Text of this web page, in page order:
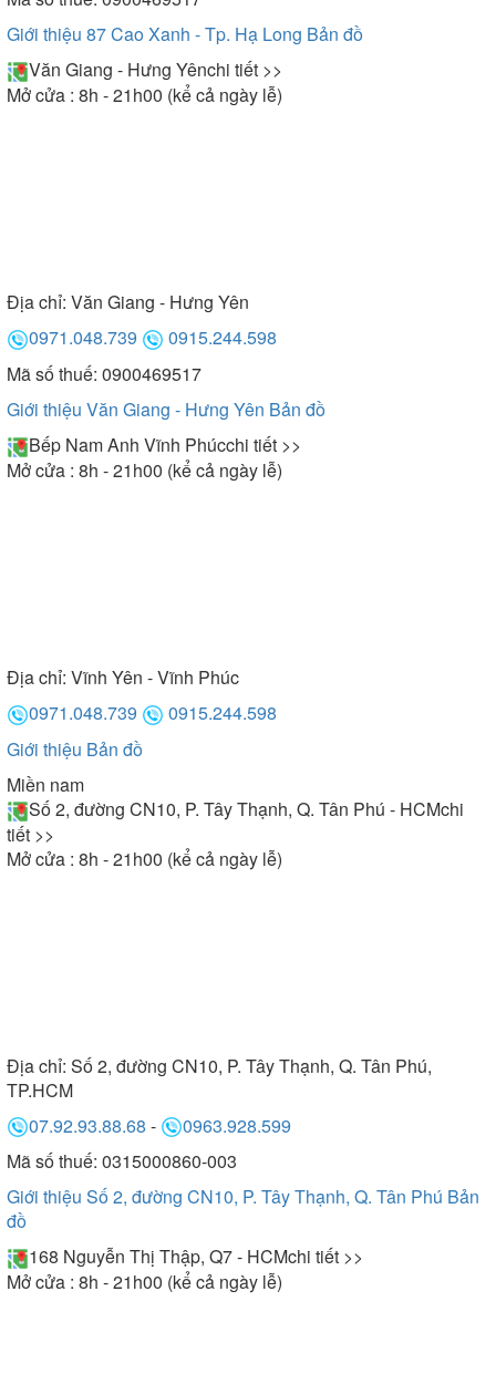
Giới thiệu 87 Cao Xanh - Tp. Hạ Long Bản đồ
Văn Giang - Hưng Yênchi tiết >>
Mở cửa : 8h - 21h00 (kể cả ngày lễ)
Địa chỉ: Văn Giang - Hưng Yên
0971.048.739
0915.244.598
Mã số thuế: 0900469517
Giới thiệu Văn Giang - Hưng Yên Bản đồ
Bếp Nam Anh Vĩnh Phúcchi tiết >>
Mở cửa : 8h - 21h00 (kể cả ngày lễ)
Địa chỉ: Vĩnh Yên - Vĩnh Phúc
0971.048.739
0915.244.598
Giới thiệu Bản đồ
Miền nam
Số 2, đường CN10, P. Tây Thạnh, Q. Tân Phú - HCMchi
tiết >>
Mở cửa : 8h - 21h00 (kể cả ngày lễ)
Địa chỉ: Số 2, đường CN10, P. Tây Thạnh, Q. Tân Phú,
TP.HCM
07.92.93.88.68 -
0963.928.599
Mã số thuế: 0315000860-003
Giới thiệu Số 2, đường CN10, P. Tây Thạnh, Q. Tân Phú Bản
đồ
168 Nguyễn Thị Thập, Q7 - HCMchi tiết >>
Mở cửa : 8h - 21h00 (kể cả ngày lễ)